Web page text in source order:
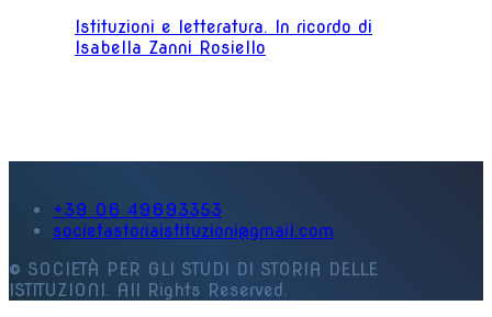
Istituzioni e letteratura. In ricordo di
Isabella Zanni Rosiello
+39 06 49693353
societastoriaistituzioni@gmail.com
© SOCIETÀ PER GLI STUDI DI STORIA DELLE
ISTITUZIONI. All Rights Reserved.